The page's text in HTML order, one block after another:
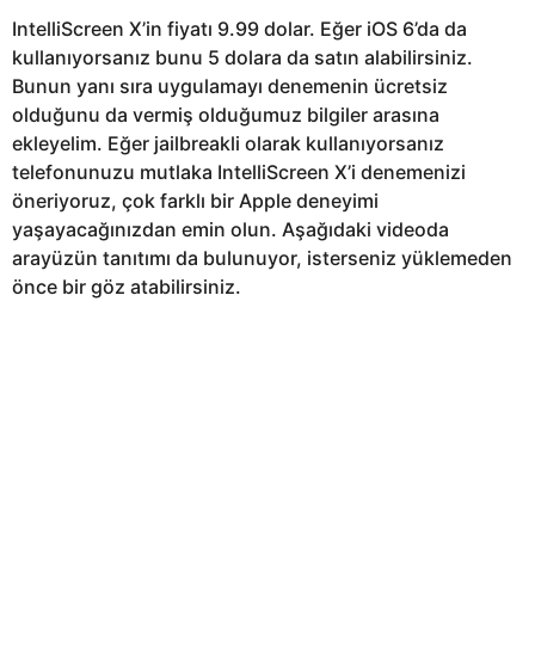
IntelliScreen X’in fiyatı 9.99 dolar. Eğer iOS 6’da da
kullanıyorsanız bunu 5 dolara da satın alabilirsiniz.
Bunun yanı sıra uygulamayı denemenin ücretsiz
olduğunu da vermiş olduğumuz bilgiler arasına
ekleyelim. Eğer jailbreakli olarak kullanıyorsanız
telefonunuzu mutlaka IntelliScreen X’i denemenizi
öneriyoruz, çok farklı bir Apple deneyimi
yaşayacağınızdan emin olun. Aşağıdaki videoda
arayüzün tanıtımı da bulunuyor, isterseniz yüklemeden
önce bir göz atabilirsiniz.